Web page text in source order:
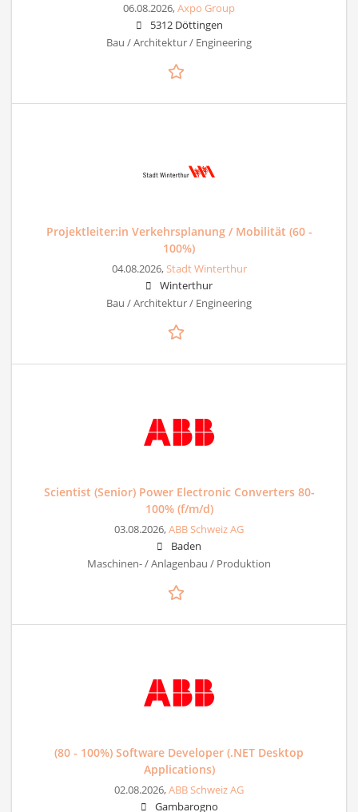
06.08.2026,Axpo Group
5312 Döttingen
Bau / Architektur / Engineering
Projektleiter:in Verkehrsplanung / Mobilität (60 -
100%)
04.08.2026,Stadt Winterthur
Winterthur
Bau / Architektur / Engineering
Scientist (Senior) Power Electronic Converters 80-
100% (f/m/d)
03.08.2026,ABB Schweiz AG
Baden
Maschinen- / Anlagenbau / Produktion
(80 - 100%) Software Developer (.NET Desktop
Applications)
02.08.2026,ABB Schweiz AG
Gambarogno